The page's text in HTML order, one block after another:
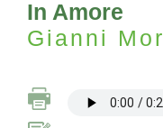
In Amore
Gianni